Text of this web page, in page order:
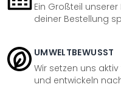
Ein Großteil
deiner Bestellung
UMWELTBEWUSST
Wir setzen uns
und entwickeln